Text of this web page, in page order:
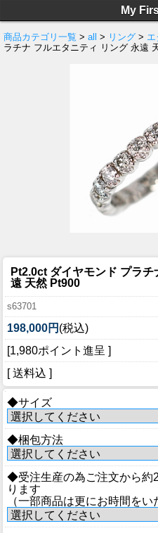
My
商品カテゴリ一覧 > all > リング > エ
ラチナ フルエタニティ リング 永遠
Pt2.0ct ダイヤモンド プラ
遠 天然 Pt900
s63701
198,000円 (税込)
[1,980ポイント進呈 ]
[ 送料込 ]
◆サイズ
◆梱包方法
◆受注生産の為ご注文から約
ります
（一部商品は更にお時間をい